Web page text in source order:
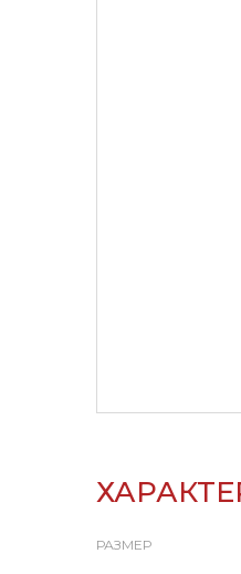
РАЗМЕР